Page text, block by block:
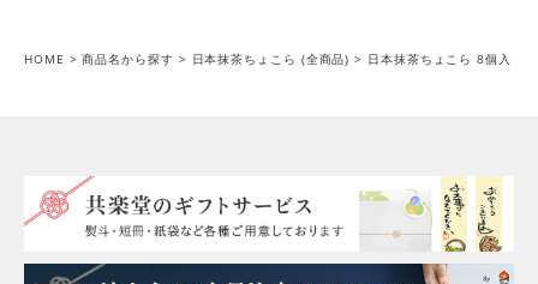
HOME 商品名から探す 日本抹茶ちょこら (全商品) 日本抹茶ちょこら 8個入